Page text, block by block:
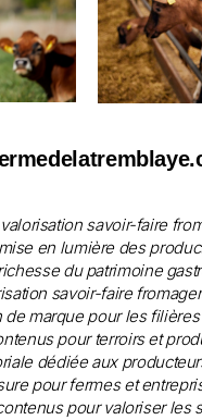
savoir-faire
en lumière des
du patrimoine
savoir-faire
de marque pour les
pour terroirs et
dédiée aux
pour fermes et
pour valoriser les